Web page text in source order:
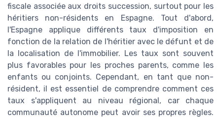
fiscale associée aux droits succession, surtout pour les
héritiers non-résidents en Espagne. Tout d'abord,
l'Espagne applique différents taux d'imposition en
fonction de la relation de l'héritier avec le défunt et de
la localisation de l'immobilier. Les taux sont souvent
plus favorables pour les proches parents, comme les
enfants ou conjoints. Cependant, en tant que non-
résident, il est essentiel de comprendre comment ces
taux s'appliquent au niveau régional, car chaque
communauté autonome peut avoir ses propres règles.